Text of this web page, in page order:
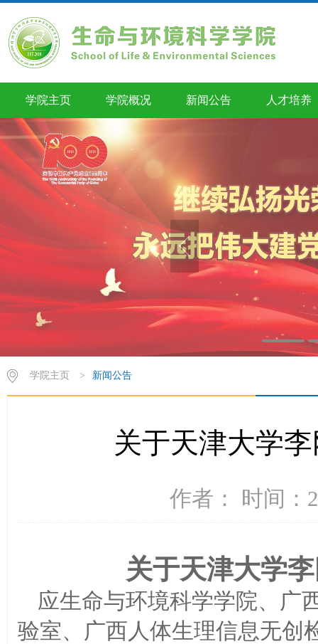
学院主页 学院概况 新闻公告 人才培养
学院主页 > 新闻公告
关于天津大学
作者： 时间：
关于天津大学
应生命与环境科学学院、广
验室、广西人体生理信息无创